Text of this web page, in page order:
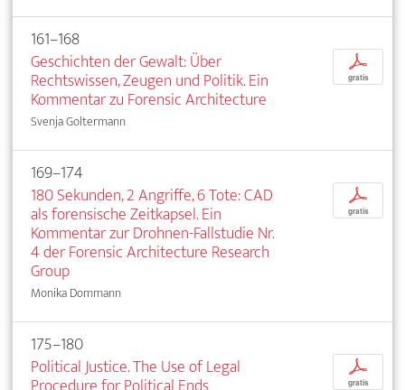
161–168
Geschichten der Gewalt: Über
Rechtswissen, Zeugen und Politik. Ein
Kommentar zu Forensic Architecture
Svenja Goltermann
p
gratis
169–174
180 Sekunden, 2 Angriffe, 6 Tote: CAD
als forensische Zeitkapsel. Ein
Kommentar zur Drohnen-Fallstudie Nr.
4 der Forensic Architecture Research
Group
Monika Dommann
p
gratis
175–180
Political Justice. The Use of Legal
p
gratis